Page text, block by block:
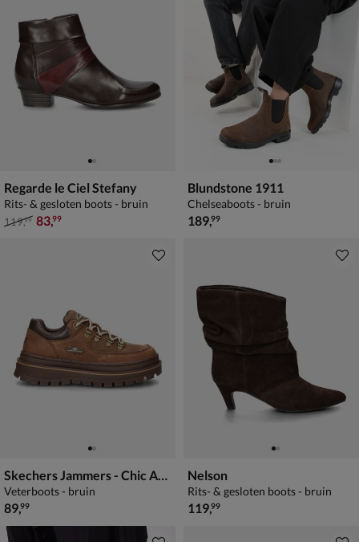
Regarde le Ciel Stefany
Rits- & gesloten boots - bruin
van € 119,99 voor € 83,99
119,99 83,99
Blundstone 1911
Chelseaboots - bruin
€ 189,99
189,99
Skechers Jammers - Chic Armor
Veterboots - bruin
€ 89,99
89,99
Nelson
Rits- & gesloten boots - bruin
€ 119,99
119,99